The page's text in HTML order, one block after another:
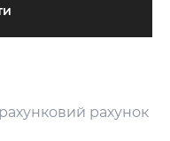
рахунок